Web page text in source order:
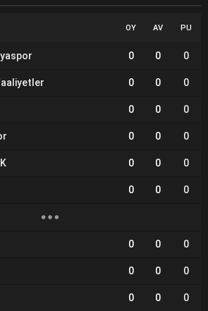
OY AV PU
0 0 0
0 0 0
0 0 0
0 0 0
0 0 0
0 0 0
0 0 0
0 0 0
0 0
0